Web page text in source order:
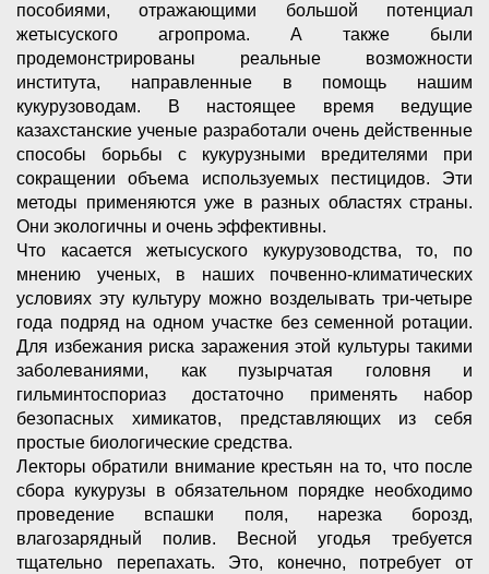
пособиями, отражающими большой потенциал
жетысуского агропрома. А также были
продемонстрированы реальные возможности
института, направленные в помощь нашим
кукурузоводам. В настоящее время ведущие
казахстанские ученые разработали очень действенные
способы борьбы с кукурузными вредителями при
сокращении объема используемых пестицидов. Эти
методы применяются уже в разных областях страны.
Они экологичны и очень эффективны.
Что касается жетысуского кукурузоводства, то, по
мнению ученых, в наших почвенно-климатических
условиях эту культуру можно возделывать три-четыре
года подряд на одном участке без семенной ротации.
Для избежания риска заражения этой культуры такими
заболеваниями, как пузырчатая головня и
гильминтоспориаз достаточно применять набор
безопасных химикатов, представляющих из себя
простые биологические средства.
Лекторы обратили внимание крестьян на то, что после
сбора кукурузы в обязательном порядке необходимо
проведение вспашки поля, нарезка борозд,
влагозарядный полив. Весной угодья требуется
тщательно перепахать. Это, конечно, потребует от